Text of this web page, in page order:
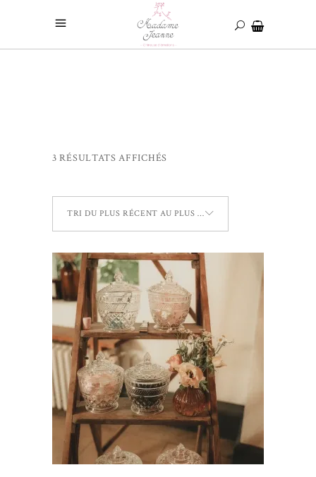
3 RÉSULTATS AFFICHÉS
TRI DU PLUS RÉCENT AU PLUS ANCIEN
AJOUTER AU DEVIS